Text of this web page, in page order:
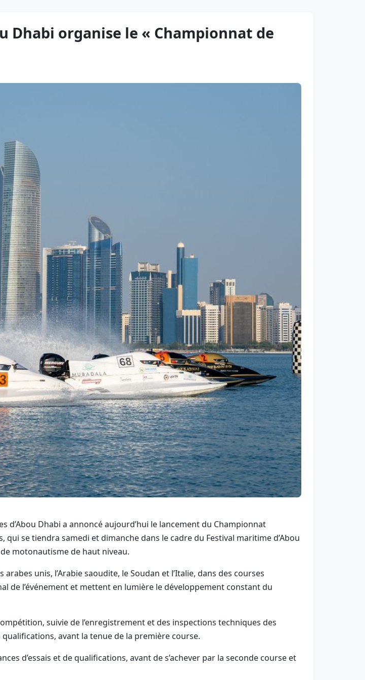
Dhabi organise le « Championnat de
d’Abou Dhabi a annoncé aujourd’hui le lancement du Championnat
se tiendra samedi et dimanche dans le cadre du Festival maritime d’Abou
motonautisme de haut niveau.
unis, l’Arabie saoudite, le Soudan et l’Italie, dans des courses
l’événement et mettent en lumière le développement constant du
suivie de l’enregistrement et des inspections techniques des
avant la tenue de la première course.
d’essais et de qualifications, avant de s’achever par la seconde course et